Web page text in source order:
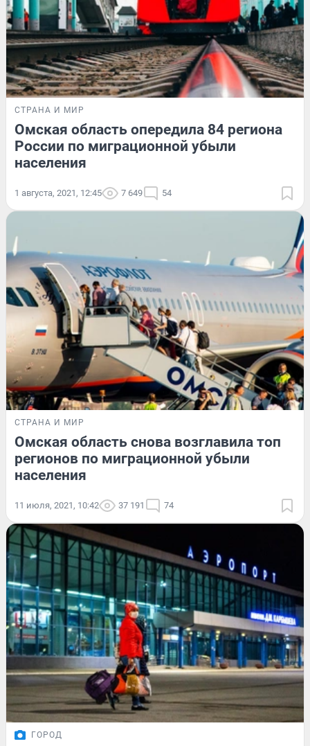
СТРАНА И МИР
Омская область опередила 84 региона
России по миграционной убыли
населения
1 августа, 2021, 12:45 7 649 54
СТРАНА И МИР
Омская область снова возглавила топ
регионов по миграционной убыли
населения
11 июля, 2021, 10:42 37 191 74
ГОРОД